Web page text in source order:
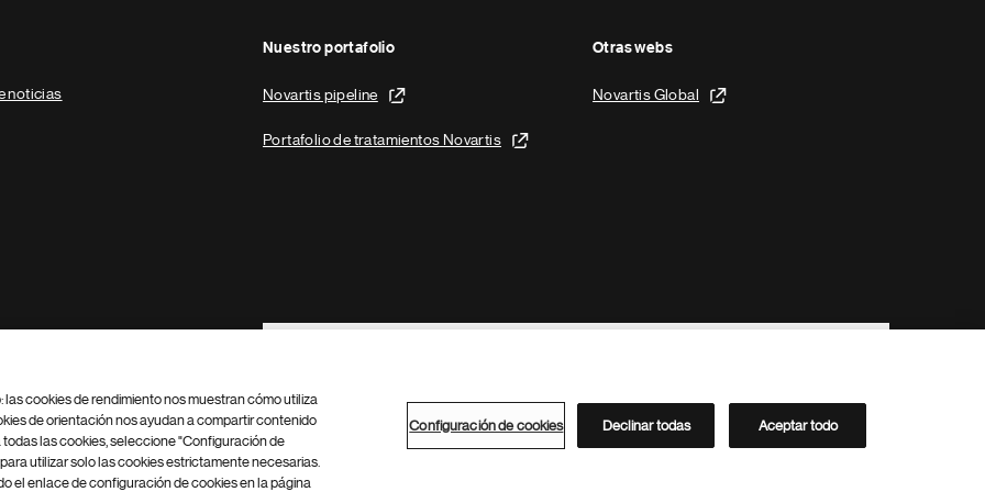
noticias
Nuestro portafolio
Novartis pipeline
Portafolio de tratamientos Novartis
Otras webs
Novartis Global
Footer Site Search
Configuración de cookies Mapa del sitio
Directorio de Novartis
cookies de rendimiento nos muestran cómo utiliza
de orientación nos ayudan a compartir contenido
las cookies, seleccione "Configuración de
utilizar solo las cookies estrictamente necesarias.
el enlace de configuración de cookies en la página
Configuración de cookies Declinar todas Aceptar todo